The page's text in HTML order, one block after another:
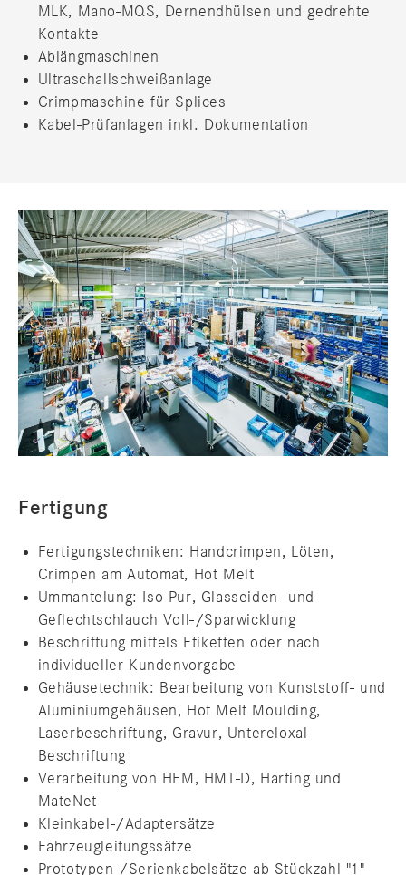
MLK, Mano-MQS, Dernendhülsen und gedrehte
Kontakte
Ablängmaschinen
Ultraschallschweißanlage
Crimpmaschine für Splices
Kabel-Prüfanlagen inkl. Dokumentation
Fertigung
Fertigungstechniken: Handcrimpen, Löten,
Crimpen am Automat, Hot Melt
Ummantelung: Iso-Pur, Glasseiden- und
Geflechtschlauch Voll-/Sparwicklung
Beschriftung mittels Etiketten oder nach
individueller Kundenvorgabe
Gehäusetechnik: Bearbeitung von Kunststoff- und
Aluminiumgehäusen, Hot Melt Moulding,
Laserbeschriftung, Gravur, Untereloxal-
Beschriftung
Verarbeitung von HFM, HMT-D, Harting und
MateNet
Kleinkabel-/Adaptersätze
Fahrzeugleitungssätze
Prototypen-/Serienkabelsätze ab Stückzahl "1"